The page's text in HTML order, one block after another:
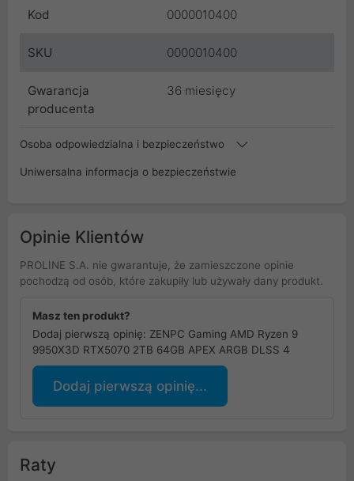
Kod 0000010400
SKU 0000010400
Gwarancja
producenta
36 miesięcy
Osoba odpowiedzialna i bezpieczeństwo
Uniwersalna informacja o bezpieczeństwie
Opinie Klientów
PROLINE S.A. nie gwarantuje, że zamieszczone opinie
pochodzą od osób, które zakupiły lub używały dany produkt.
Masz ten produkt?
Dodaj pierwszą opinię: ZENPC Gaming AMD Ryzen 9
9950X3D RTX5070 2TB 64GB APEX ARGB DLSS 4
Dodaj pierwszą opinię...
Raty